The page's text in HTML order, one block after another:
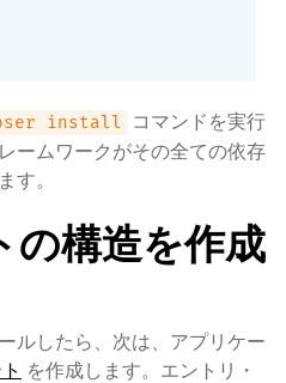
install
コマンドを実行
ームワークがその全ての依存
す。
の構造を作成
ルしたら、次は、アプリケー
を作成します。エントリ・